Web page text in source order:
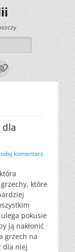
komentarz
które
pokusie
ją nakłonić
grzech na
dla niej